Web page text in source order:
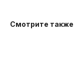
Смотрите также